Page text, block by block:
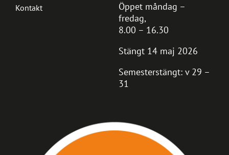
Öppet måndag –
fredag,
8.00 – 16.30
Stängt 14 maj 2026
Semesterstängt: v 29 –
31
Kontakt